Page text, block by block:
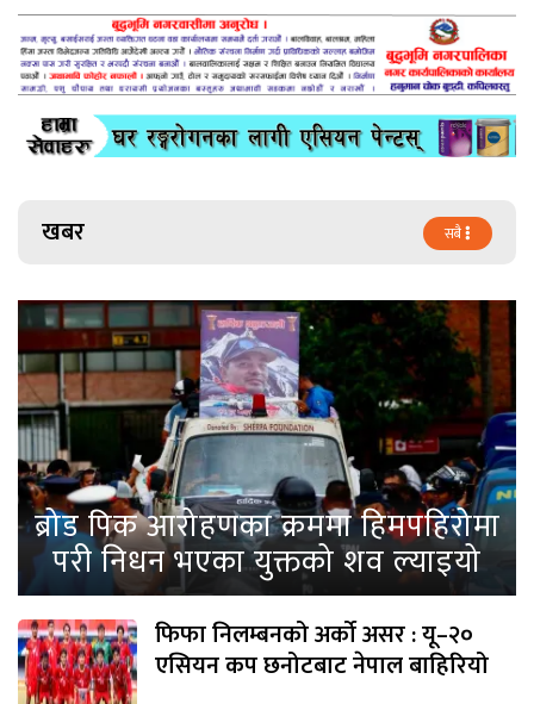
खबर सबै
ब्रोड पिक आरोहणका क्रममा हिमपहिरोमा
परी निधन भएका युक्तको शव ल्याइयो
फिफा निलम्बनको अर्को असर : यू–२०
एसियन कप छनोटबाट नेपाल बाहिरियो